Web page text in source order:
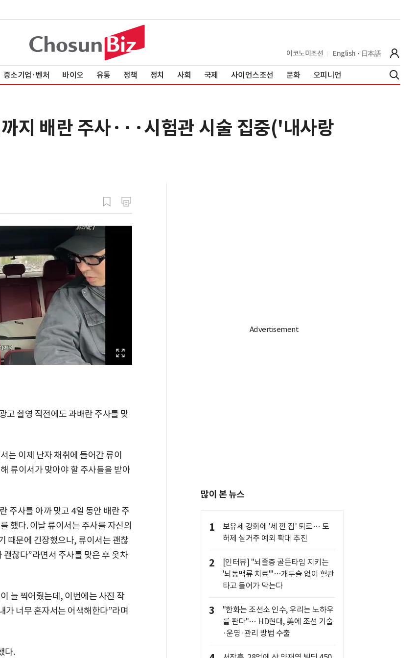
이코노미조선 English 日本語
중소기업·벤처 바이오 유통 정책 정치 사회 국제 사이언스조선 문화 오피니언
지 배란 주사···시험관 시술 집중('내사랑
고 촬영 직전에도 과배란 주사를 맞
는 이제 난자 채취에 들어간 류이
류이서가 맞아야 할 주사들을 받아
주사를 아까 맞고 4일 동안 배란 주
했다. 이날 류이서는 주사를 자신의
때문에 긴장했으나, 류이서는 괜찮
찮다”라면서 주사를 맞은 후 옷차
늘 찍어줬는데, 이번에는 사진 작
가 너무 혼자서는 어색해한다”라며
다.
많이 본 뉴스
1
보유세 강화에 '세 낀 집' 퇴로… 토
허제 실거주 예외 확대 추진
2
[인터뷰] "뇌졸중 골든타임 지키는
'뇌동맥류 치료'"…개두술 없이 혈관
타고 들어가 막는다
3
"한화는 조선소 인수, 우리는 노하우
를 판다"… HD현대, 美에 조선 기술
·운영·관리 방법 수출